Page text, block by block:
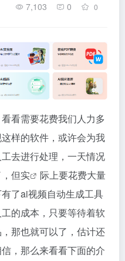
7,103 0 0
看需要花费我们人力多
样的软件，或许会为我
去进行处理，一天情况
但实
际上要花费大量
了ai视频自动生成工具
的成本，只要等待着软
那也就可以了，估计还
，那么来看看下面的介